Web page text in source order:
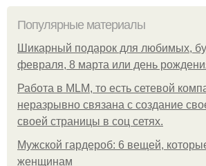
Популярные материалы
Шикарный подарок для любимых,
февраля, 8 марта или день
Работа в MLM, то есть сетевой
неразрывно связана с создание
своей страницы в соц сетях.
Мужской гардероб: 6 вещей,
женщинам